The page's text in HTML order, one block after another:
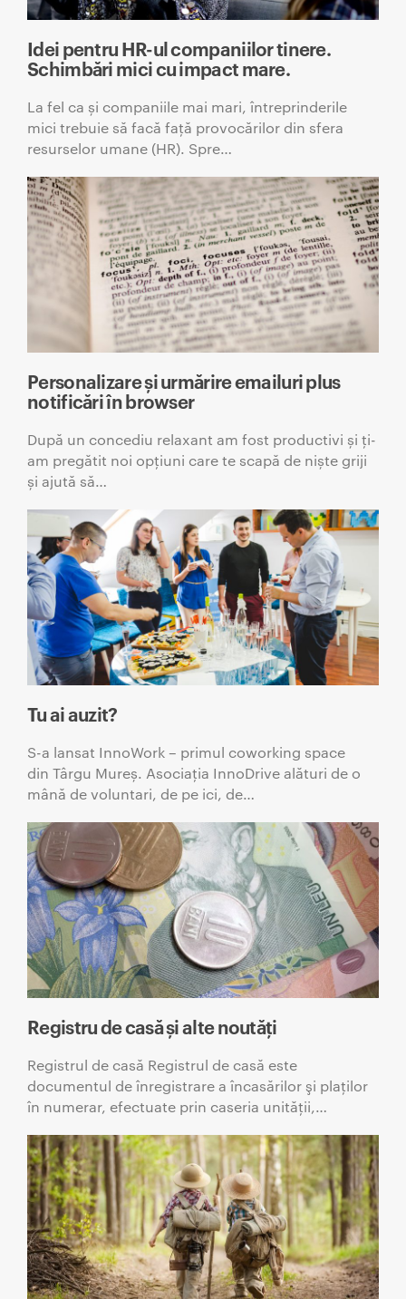
Idei pentru HR-ul companiilor tinere.
Schimbări mici cu impact mare.
La fel ca și companiile mai mari, întreprinderile
mici trebuie să facă față provocărilor din sfera
resurselor umane (HR). Spre…
Personalizare și urmărire emailuri plus
notificări în browser
După un concediu relaxant am fost productivi și ți-
am pregătit noi opțiuni care te scapă de niște griji
și ajută să…
Tu ai auzit?
S-a lansat InnoWork – primul coworking space
din Târgu Mureș. Asociația InnoDrive alături de o
mână de voluntari, de pe ici, de…
Registru de casă și alte noutăți
Registrul de casă Registrul de casă este
documentul de înregistrare a încasărilor şi plaţilor
în numerar, efectuate prin caseria unităţii,…